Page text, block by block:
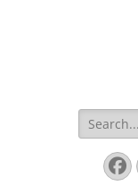
Search
for: